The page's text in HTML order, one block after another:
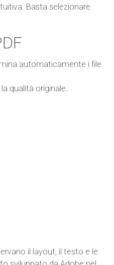
Basta selezionare
automaticamente i file
qualità originale.
il layout, il testo e le